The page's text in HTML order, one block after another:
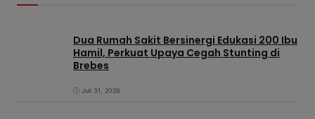
Dua Rumah Sakit Bersinergi Edukasi 200 Ibu
Hamil, Perkuat Upaya Cegah Stunting di
Brebes
Juli 31, 2026